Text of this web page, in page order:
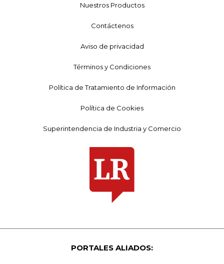
Nuestros Productos
Contáctenos
Aviso de privacidad
Términos y Condiciones
Política de Tratamiento de Información
Política de Cookies
Superintendencia de Industria y Comercio
PORTALES ALIADOS: